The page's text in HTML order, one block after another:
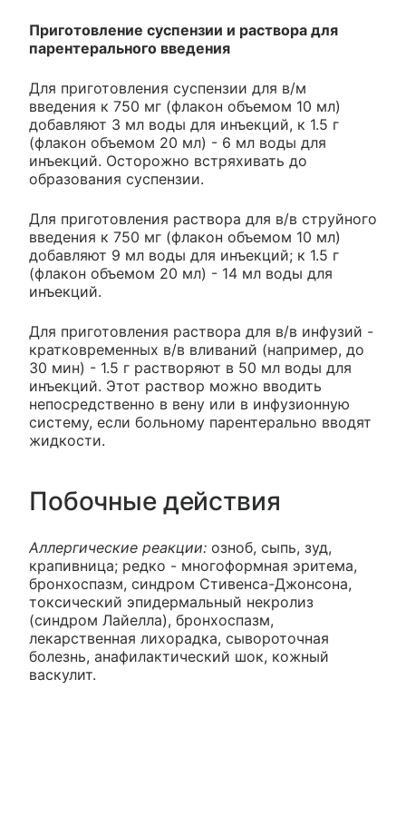
Приготовление суспензии и раствора для
парентерального введения
Для приготовления суспензии для в/м
введения к 750 мг (флакон объемом 10 мл)
добавляют 3 мл воды для инъекций, к 1.5 г
(флакон объемом 20 мл) - 6 мл воды для
инъекций. Осторожно встряхивать до
образования суспензии.
Для приготовления раствора для в/в струйного
введения к 750 мг (флакон объемом 10 мл)
добавляют 9 мл воды для инъекций; к 1.5 г
(флакон объемом 20 мл) - 14 мл воды для
инъекций.
Для приготовления раствора для в/в инфузий -
кратковременных в/в вливаний (например, до
30 мин) - 1.5 г растворяют в 50 мл воды для
инъекций. Этот раствор можно вводить
непосредственно в вену или в инфузионную
систему, если больному парентерально вводят
жидкости.
Побочные действия
Аллергические реакции: озноб, сыпь, зуд,
крапивница; редко - многоформная эритема,
бронхоспазм, синдром Стивенса-Джонсона,
токсический эпидермальный некролиз
(синдром Лайелла), бронхоспазм,
лекарственная лихорадка, сывороточная
болезнь, анафилактический шок, кожный
васкулит.